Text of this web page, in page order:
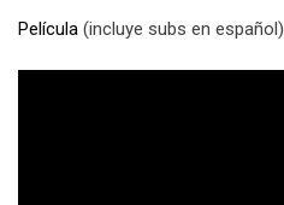
Película (incluye subs en español)